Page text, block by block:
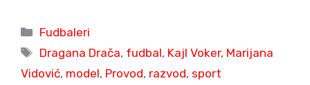
Categories
Fudbaleri
Tags
Dragana Drača, fudbal, Kajl Voker, Marijana
Vidović, model, Provod, razvod, sport